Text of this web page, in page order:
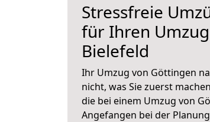
Stressfreie
für Ihren
Bielefeld
Ihr Umzug von Göttingen
nicht, was Sie zuerst
die bei einem Umzug von
Angefangen bei der